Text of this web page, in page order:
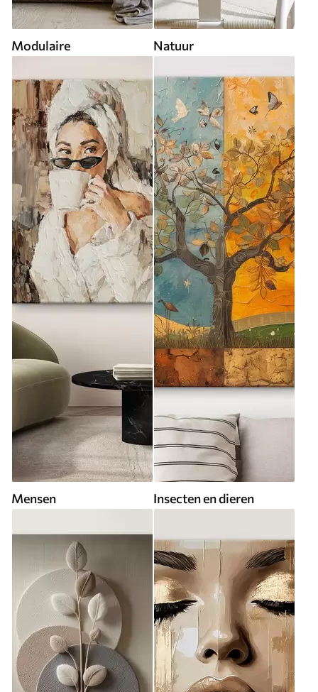
Modulaire Natuur
Mensen Insecten en dieren